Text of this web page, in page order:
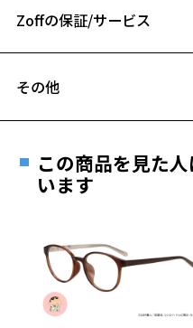
お気に
お気に入
テンプル（つる）のラバー素材
ボンがキュート。
ミッキーやミニーのスリーサー
トレンドのくすみパステルカラ
【カラー】
ZC242003-64F1：ナチュラルな
ZC242003-72F1：主張しすぎな
【付属品】
Disney collection限
B ブリッジ(鼻部分)の横幅：
フレームとレンズ
Zoffの保証/サービス
安心1 フレーム１年
きます。
※保証期間内に交換が行われ
延長されません。
その他
ご希望のお客さまは、「レ
最寄りのZoff実店舗にてレ
※サングラスやパッケージ
談ください。
＜メガネの度数情報がわからな
この商品を見た
います